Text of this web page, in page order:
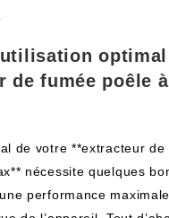
de fumée poêle
de votre **extracteur
nécessite quelques
performance